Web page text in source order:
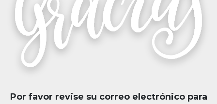
Por favor revise su correo electrónico para